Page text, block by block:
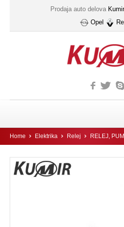
Prodaja auto delova
Opel
MOTOR
Filter automatskog menjača
Home Elektrika Relej RELEJ,